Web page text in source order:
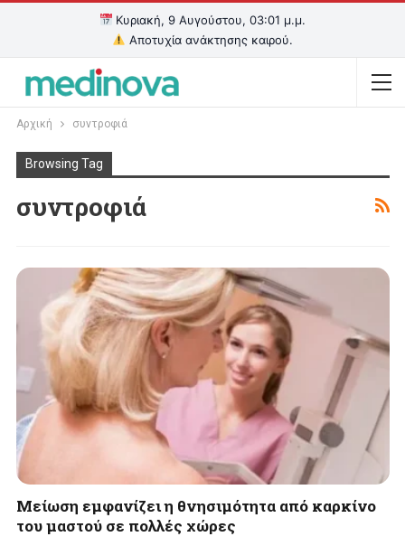
Κυριακή, 9 Αυγούστου, 03:01 μ.μ.
Αποτυχία ανάκτησης καιρού.
Αρχική συντροφιά
Browsing Tag
συντροφιά
Μείωση εμφανίζει η θνησιμότητα από καρκίνο
του μαστού σε πολλές χώρες